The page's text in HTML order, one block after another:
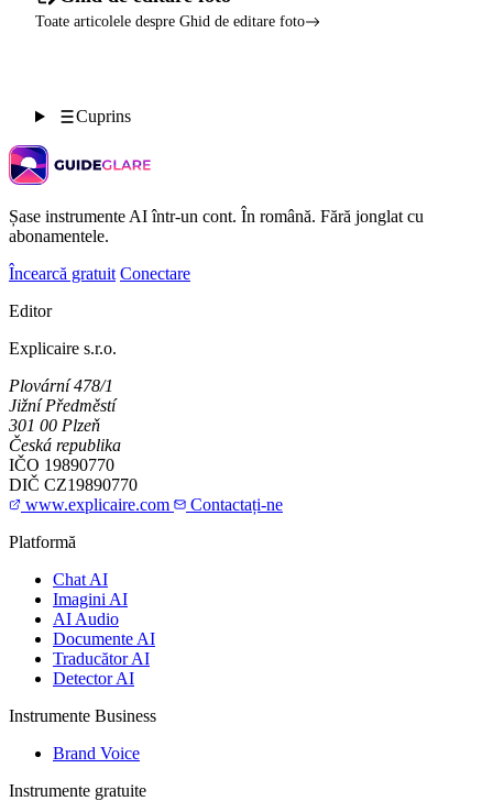
Toate articolele despre Ghid de editare foto
Cuprins
Șase instrumente AI într-un cont. În română. Fără jonglat cu
abonamentele.
Încearcă gratuit Conectare
Editor
Explicaire s.r.o.
Plovární 478/1
Jižní Předměstí
301 00 Plzeň
Česká republika
IČO 19890770
DIČ CZ19890770
www.explicaire.com
Contactați-ne
Platformă
Chat AI
Imagini AI
AI Audio
Documente AI
Traducător AI
Detector AI
Instrumente Business
Brand Voice
Instrumente gratuite